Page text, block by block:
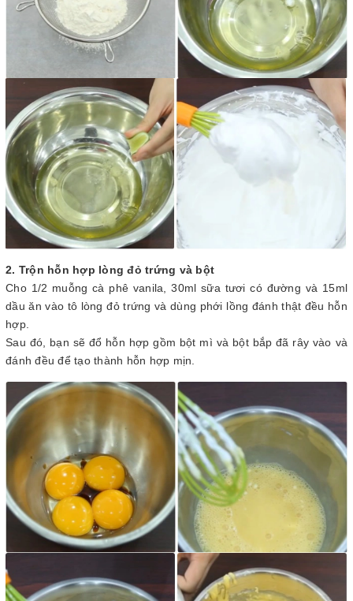
2. Trộn hỗn hợp lòng đỏ trứng và bột
Cho 1/2 muỗng cà phê vanila, 30ml sữa tươi có đường và 15ml
dầu ăn vào tô lòng đỏ trứng và dùng phới lồng đánh thật đều hỗn
hợp.
Sau đó, bạn sẽ đổ hỗn hợp gồm bột mì và bột bắp đã rây vào và
đánh đều để tạo thành hỗn hợp mịn.